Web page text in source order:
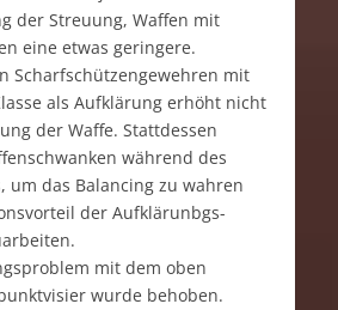
der Streuung, Waffen mit
eine etwas geringere.
Scharfschützengewehren mit
als Aufklärung erhöht nicht
der Waffe. Stattdessen
während des
um das Balancing zu wahren
der Aufklärunbgs-
mit dem oben
wurde behoben.